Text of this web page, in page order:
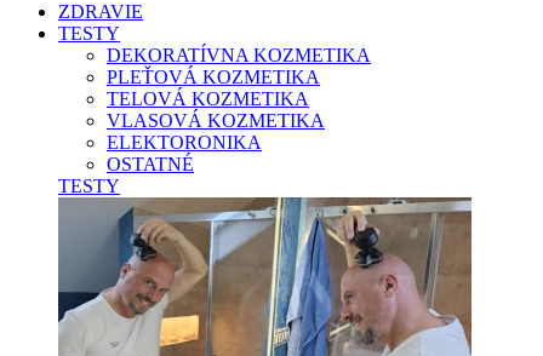
ZDRAVIE
TESTY
DEKORATÍVNA KOZMETIKA
PLEŤOVÁ KOZMETIKA
TELOVÁ KOZMETIKA
VLASOVÁ KOZMETIKA
ELEKTORONIKA
OSTATNÉ
TESTY